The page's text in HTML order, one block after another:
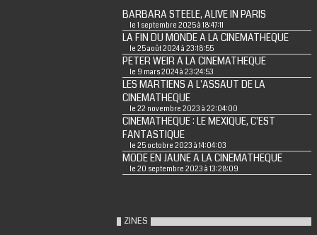
BARBARA STEELE, ALIVE IN PARIS
le 1 septembre 2025 à 18:47:11
LA FIN DU MONDE A LA CINEMATHEQUE
le 25 août 2024 à 23:18:55
PETER WEIR A LA CINEMATHEQUE
le 9 mars 2024 à 23:24:53
LES MARTIENS A L'ASSAUT DE LA
CINEMATHEQUE
le 22 novembre 2023 à 22:04:00
CINEMATHEQUE : LE MEXIQUE, C'EST
FANTASTIQUE
le 25 octobre 2023 à 14:04:03
MODE EN JAUNE A LA CINEMATHEQUE
le 20 septembre 2023 à 13:28:09
ZINES